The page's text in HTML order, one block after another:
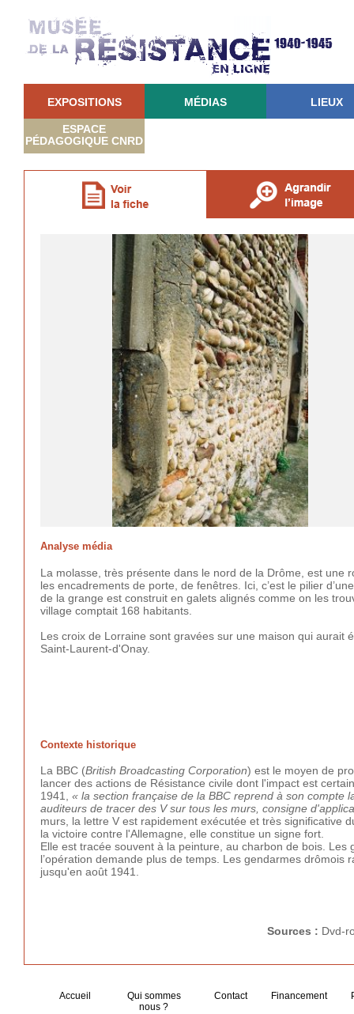
EXPOSITIONS MÉDIAS LIEUX
ESPACE
PÉDAGOGIQUE CNRD
Analyse média
La molasse, très présente dans le nord de la Drôme, est une
les encadrements de porte, de fenêtres. Ici, c’est le pilier
de la grange est construit en galets alignés comme on les
village comptait 168 habitants.
Les croix de Lorraine sont gravées sur une maison qui aurait
Saint-Laurent-d'Onay.
Contexte historique
La BBC (British Broadcasting Corporation) est le moyen de
lancer des actions de Résistance civile dont l'impact est
1941, « la section française de la BBC reprend à son compte
auditeurs de tracer des V sur tous les murs, consigne
murs, la lettre V est rapidement exécutée et très significative
la victoire contre l'Allemagne, elle constitue un signe fort.
Elle est tracée souvent à la peinture, au charbon de bois.
l’opération demande plus de temps. Les gendarmes
jusqu'en août 1941.
Sources : Dvd-
Accueil
Qui sommes
nous ?
Contact Financement